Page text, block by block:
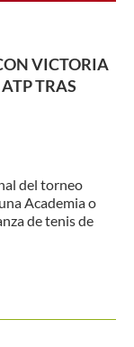
VICTORIA
TRAS
del torneo
Academia o
de tenis de